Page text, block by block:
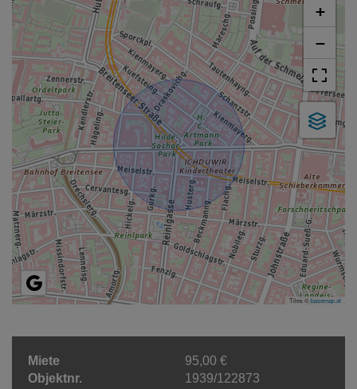
+
−
Tiles ©basemap.at
Miete
95,00 €
Objektnr.
1939/122873